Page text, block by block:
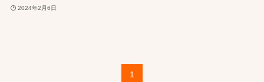
2024年2月6日
1